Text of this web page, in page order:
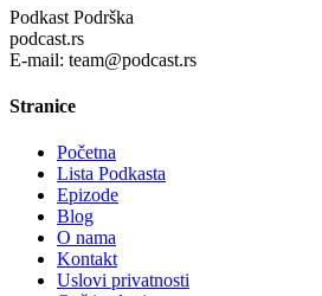
Podkast Podrška
podcast.rs
E-mail: team@podcast.rs
Stranice
Početna
Lista Podkasta
Epizode
Blog
O nama
Kontakt
Uslovi privatnosti